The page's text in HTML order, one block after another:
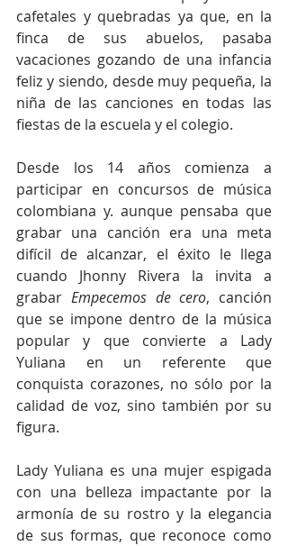
cafetales y quebradas ya que, en la
finca de sus abuelos, pasaba
vacaciones gozando de una infancia
feliz y siendo, desde muy pequeña, la
niña de las canciones en todas las
fiestas de la escuela y el colegio.
Desde los 14 años comienza a
participar en concursos de música
colombiana y. aunque pensaba que
grabar una canción era una meta
difícil de alcanzar, el éxito le llega
cuando Jhonny Rivera la invita a
grabar Empecemos de cero, canción
que se impone dentro de la música
popular y que convierte a Lady
Yuliana en un referente que
conquista corazones, no sólo por la
calidad de voz, sino también por su
figura.
Lady Yuliana es una mujer espigada
con una belleza impactante por la
armonía de su rostro y la elegancia
de sus formas, que reconoce como